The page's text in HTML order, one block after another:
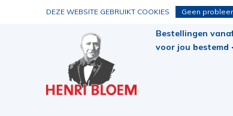
DEZE WEBSITE GEBRUIKT COOKIES Geen
Bestellingen
voor jou bestemd